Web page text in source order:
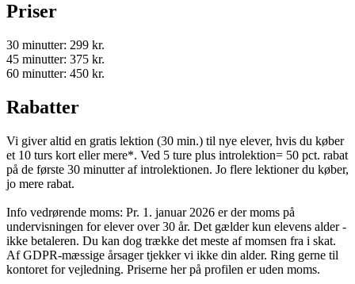
Priser
30 minutter: 299 kr.
45 minutter: 375 kr.
60 minutter: 450 kr.
Rabatter
Vi giver altid en gratis lektion (30 min.) til nye elever, hvis du køber
et 10 turs kort eller mere*. Ved 5 ture plus introlektion= 50 pct. rabat
på de første 30 minutter af introlektionen. Jo flere lektioner du køber,
jo mere rabat.
Info vedrørende moms: Pr. 1. januar 2026 er der moms på
undervisningen for elever over 30 år. Det gælder kun elevens alder -
ikke betaleren. Du kan dog trække det meste af momsen fra i skat.
Af GDPR-mæssige årsager tjekker vi ikke din alder. Ring gerne til
kontoret for vejledning. Priserne her på profilen er uden moms.